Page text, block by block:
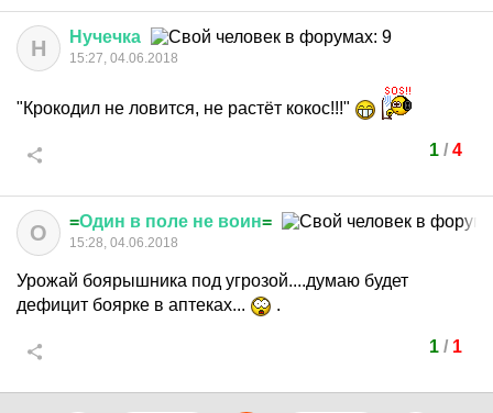
Н Нучечка
15:27, 04.06.2018
"Крокодил не ловится, не растёт кокос!!!"
1/ 4
О =Один в поле не воин=
15:28, 04.06.2018
Урожай боярышника под угрозой....думаю будет
дефицит боярке в аптеках...
.
1/ 1